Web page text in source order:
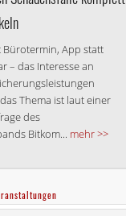
Bürotermin, App statt
– das Interesse an
Thema ist laut einer
des
Bitkom... mehr >>